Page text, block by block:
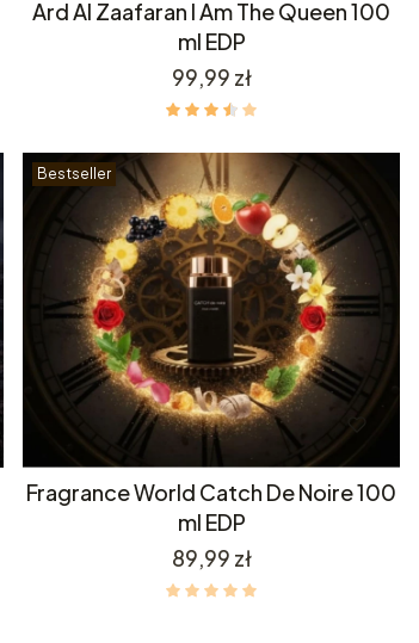
Ard Al Zaafaran I Am The Queen 100
ml EDP
Cena
99,99 zł
Bestseller
Fragrance World Catch De Noire 100
ml EDP
Cena
89,99 zł